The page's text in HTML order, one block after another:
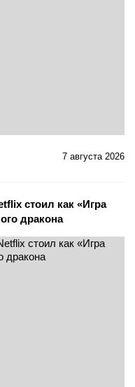
7 августа 2026
стоил как «Игра
дракона